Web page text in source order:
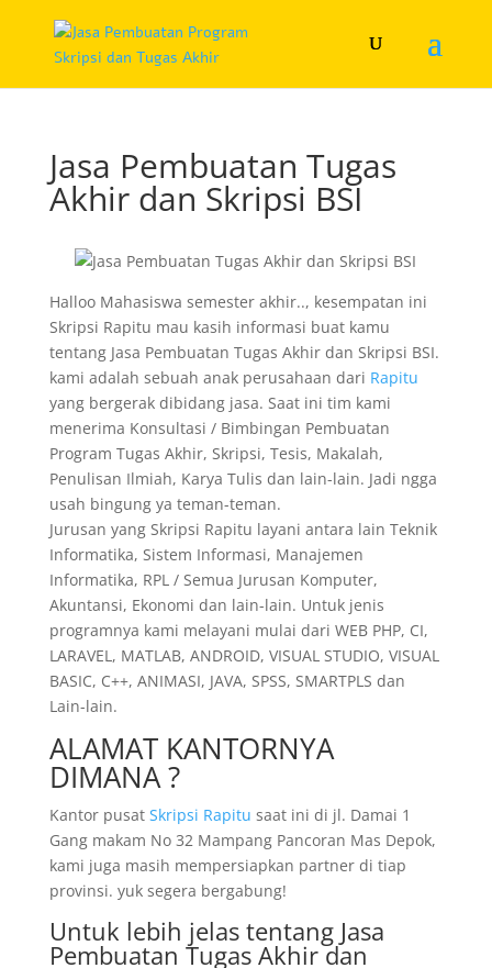
Jasa Pembuatan Tugas
Akhir dan Skripsi BSI
Halloo Mahasiswa semester akhir.., kesempatan ini
Skripsi Rapitu mau kasih informasi buat kamu
tentang Jasa Pembuatan Tugas Akhir dan Skripsi BSI.
kami adalah sebuah anak perusahaan dari Rapitu
yang bergerak dibidang jasa. Saat ini tim kami
menerima Konsultasi / Bimbingan Pembuatan
Program Tugas Akhir, Skripsi, Tesis, Makalah,
Penulisan Ilmiah, Karya Tulis dan lain-lain. Jadi ngga
usah bingung ya teman-teman.
Jurusan yang Skripsi Rapitu layani antara lain Teknik
Informatika, Sistem Informasi, Manajemen
Informatika, RPL / Semua Jurusan Komputer,
Akuntansi, Ekonomi dan lain-lain. Untuk jenis
programnya kami melayani mulai dari WEB PHP, CI,
LARAVEL, MATLAB, ANDROID, VISUAL STUDIO, VISUAL
BASIC, C++, ANIMASI, JAVA, SPSS, SMARTPLS dan
Lain-lain.
ALAMAT KANTORNYA
DIMANA ?
Kantor pusat Skripsi Rapitu saat ini di jl. Damai 1
Gang makam No 32 Mampang Pancoran Mas Depok,
kami juga masih mempersiapkan partner di tiap
provinsi. yuk segera bergabung!
Untuk lebih jelas tentang Jasa
Pembuatan Tugas Akhir dan